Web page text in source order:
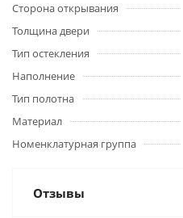
Сторона открывания
Толщина двери
Тип остекления
Наполнение
Тип полотна
Материал
Номенклатурная группа
Отзывы